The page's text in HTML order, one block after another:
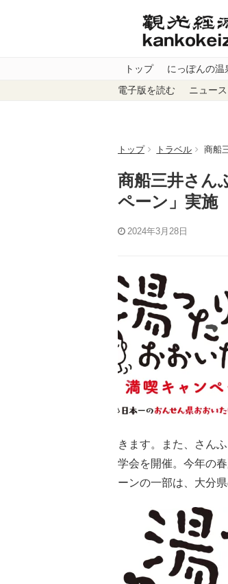
トップ にっぽんの温
電子版を読む ニュース
トップ トラベル 商船
商船三井さん
ペーン」実施
2024年3月28日
きます。また、さん
学会を開催。今年の
ーンの一部は、大分